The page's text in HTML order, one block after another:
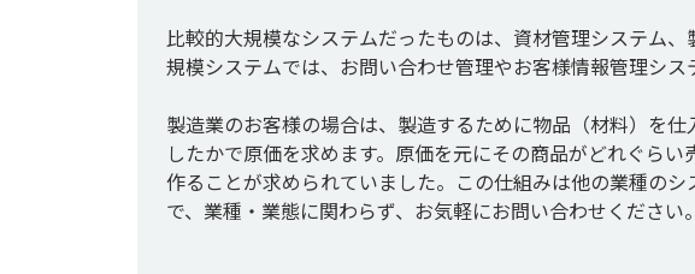
比較的大規模なシステムだったものは、資材管理システム
規模システムでは、お問い合わせ管理やお客様情報管理シス
製造業のお客様の場合は、製造するために物品（材料）を
したかで原価を求めます。原価を元にその商品がどれぐら
作ることが求められていました。この仕組みは他の業種の